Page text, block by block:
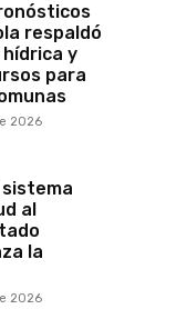
respaldó
hídrica y
para
2026
al
la
2026